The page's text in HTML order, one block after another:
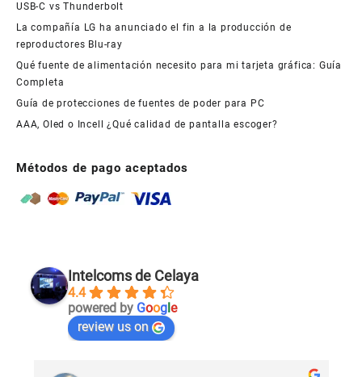
USB-C vs Thunderbolt
La compañía LG ha anunciado el fin a la producción de
reproductores Blu-ray
Qué fuente de alimentación necesito para mi tarjeta gráfica: Guía
Completa
Guía de protecciones de fuentes de poder para PC
AAA, Oled o Incell ¿Qué calidad de pantalla escoger?
Métodos de pago aceptados
Intelcoms de Celaya
4.4
powered by Google
review us on